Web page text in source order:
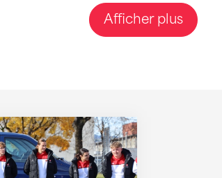
Afficher plus
représenté pour la